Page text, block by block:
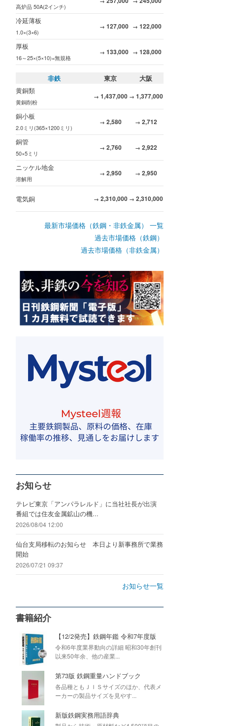
高炉品 50A(2インチ)
冷延薄板
1.0×(3×6)
→ 127,000 → 122,000
厚板
16～25×(5×10)=無規格
→ 133,000 → 128,000
非鉄 東京
大阪
黄銅類
黄銅削粉
→ 1,437,000 → 1,377,000
銅小板
2.0ミリ(365×1200ミリ)
→ 2,580 → 2,712
銅管
50×5ミリ
→ 2,760 → 2,922
ニッケル地金
溶解用
→ 2,950 → 2,950
電気銅 → 2,310,000 → 2,310,000
最新市場価格（鉄鋼・非鉄金属） 一覧
過去市場価格（鉄鋼）
過去市場価格（非鉄金属）
お知らせ
テレビ東京「アンパラレルド」に当社社長が出演
番組では住友金属鉱山の機...
2026/08/04 12:00
仙台支局移転のお知らせ 本日より新事務所で業務
開始
2026/07/21 09:37
お知らせ一覧
書籍紹介
【12/2発売】鉄鋼年鑑 令和7年度版
令和6年度業界動向の詳細 昭和30年創刊
以来50年余、他の産業...
第73版 鉄鋼重量ハンドブック
各品種ともＪＩＳサイズのほか、代表メ
ーカーの製品サイズを見やす...
新版鉄鋼実務用語辞典